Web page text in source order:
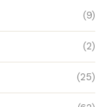
(9)
(2)
(25)